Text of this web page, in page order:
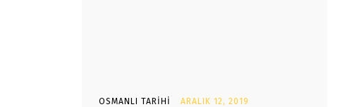
OSMANLI TARIHI ARALIK 12, 2019